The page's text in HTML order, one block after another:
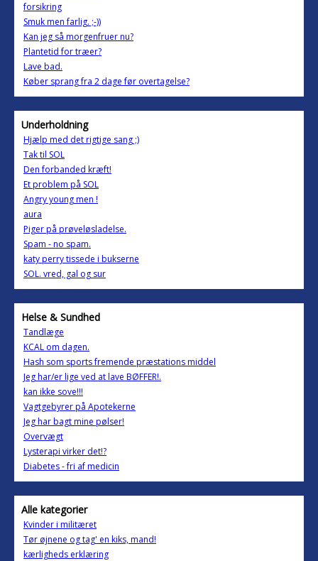
forsikring
Smuk men farlig. ;-))
Kan jeg så morgenfruer nu?
Plantetid for træer?
Lave bad.
Køber sprang fra 2 dage før overtagelse?
Underholdning
Hjælp med det rigtige sang ;)
Tak til SOL
Den forbanded kræft!
Et problem på SOL
Angry young men !
aura
Piger på prøveløsladelse.
Spam - no spam.
katy perry tissede i bukserne
SOL. vred, gal og sur
Helse & Sundhed
Tandlæge
KCAL om dagen.
Hash som sports fremende præstations middel
Jeg har/er lige ved at lave BØFFER!.
kan ikke sove!!!
Vagtgebyrer på Apotekerne
Jeg har bagt mine pølser!
Overvægt
Lysterapi virker det!?
Diabetes - fri af medicin
Alle kategorier
Kvinder i militæret
Tør øjnene og tag' en kiks, mand!
kærligheds erklæring